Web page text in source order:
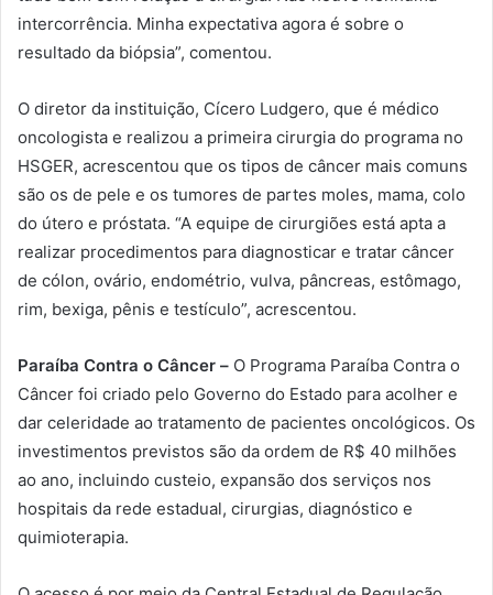
intercorrência. Minha expectativa agora é sobre o
resultado da biópsia”, comentou.
O diretor da instituição, Cícero Ludgero, que é médico
oncologista e realizou a primeira cirurgia do programa no
HSGER, acrescentou que os tipos de câncer mais comuns
são os de pele e os tumores de partes moles, mama, colo
do útero e próstata. “A equipe de cirurgiões está apta a
realizar procedimentos para diagnosticar e tratar câncer
de cólon, ovário, endométrio, vulva, pâncreas, estômago,
rim, bexiga, pênis e testículo”, acrescentou.
Paraíba Contra o Câncer – O Programa Paraíba Contra o
Câncer foi criado pelo Governo do Estado para acolher e
dar celeridade ao tratamento de pacientes oncológicos. Os
investimentos previstos são da ordem de R$ 40 milhões
ao ano, incluindo custeio, expansão dos serviços nos
hospitais da rede estadual, cirurgias, diagnóstico e
quimioterapia.